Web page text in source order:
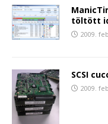
töltött
2009.
SCSI
2009.